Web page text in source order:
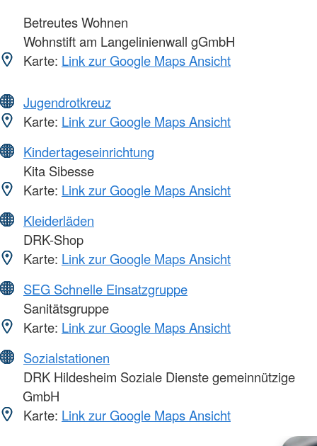
Betreutes Wohnen
Wohnstift am Langelinienwall gGmbH
Karte: Link zur Google Maps Ansicht
Jugendrotkreuz
Karte: Link zur Google Maps Ansicht
Kindertageseinrichtung
Kita Sibesse
Karte: Link zur Google Maps Ansicht
Kleiderläden
DRK-Shop
Karte: Link zur Google Maps Ansicht
SEG Schnelle Einsatzgruppe
Sanitätsgruppe
Karte: Link zur Google Maps Ansicht
Sozialstationen
DRK Hildesheim Soziale Dienste gemeinnützige
GmbH
Karte: Link zur Google Maps Ansicht